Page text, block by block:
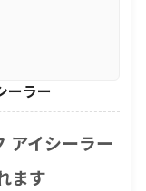
ーラー
アイシーラー
ます